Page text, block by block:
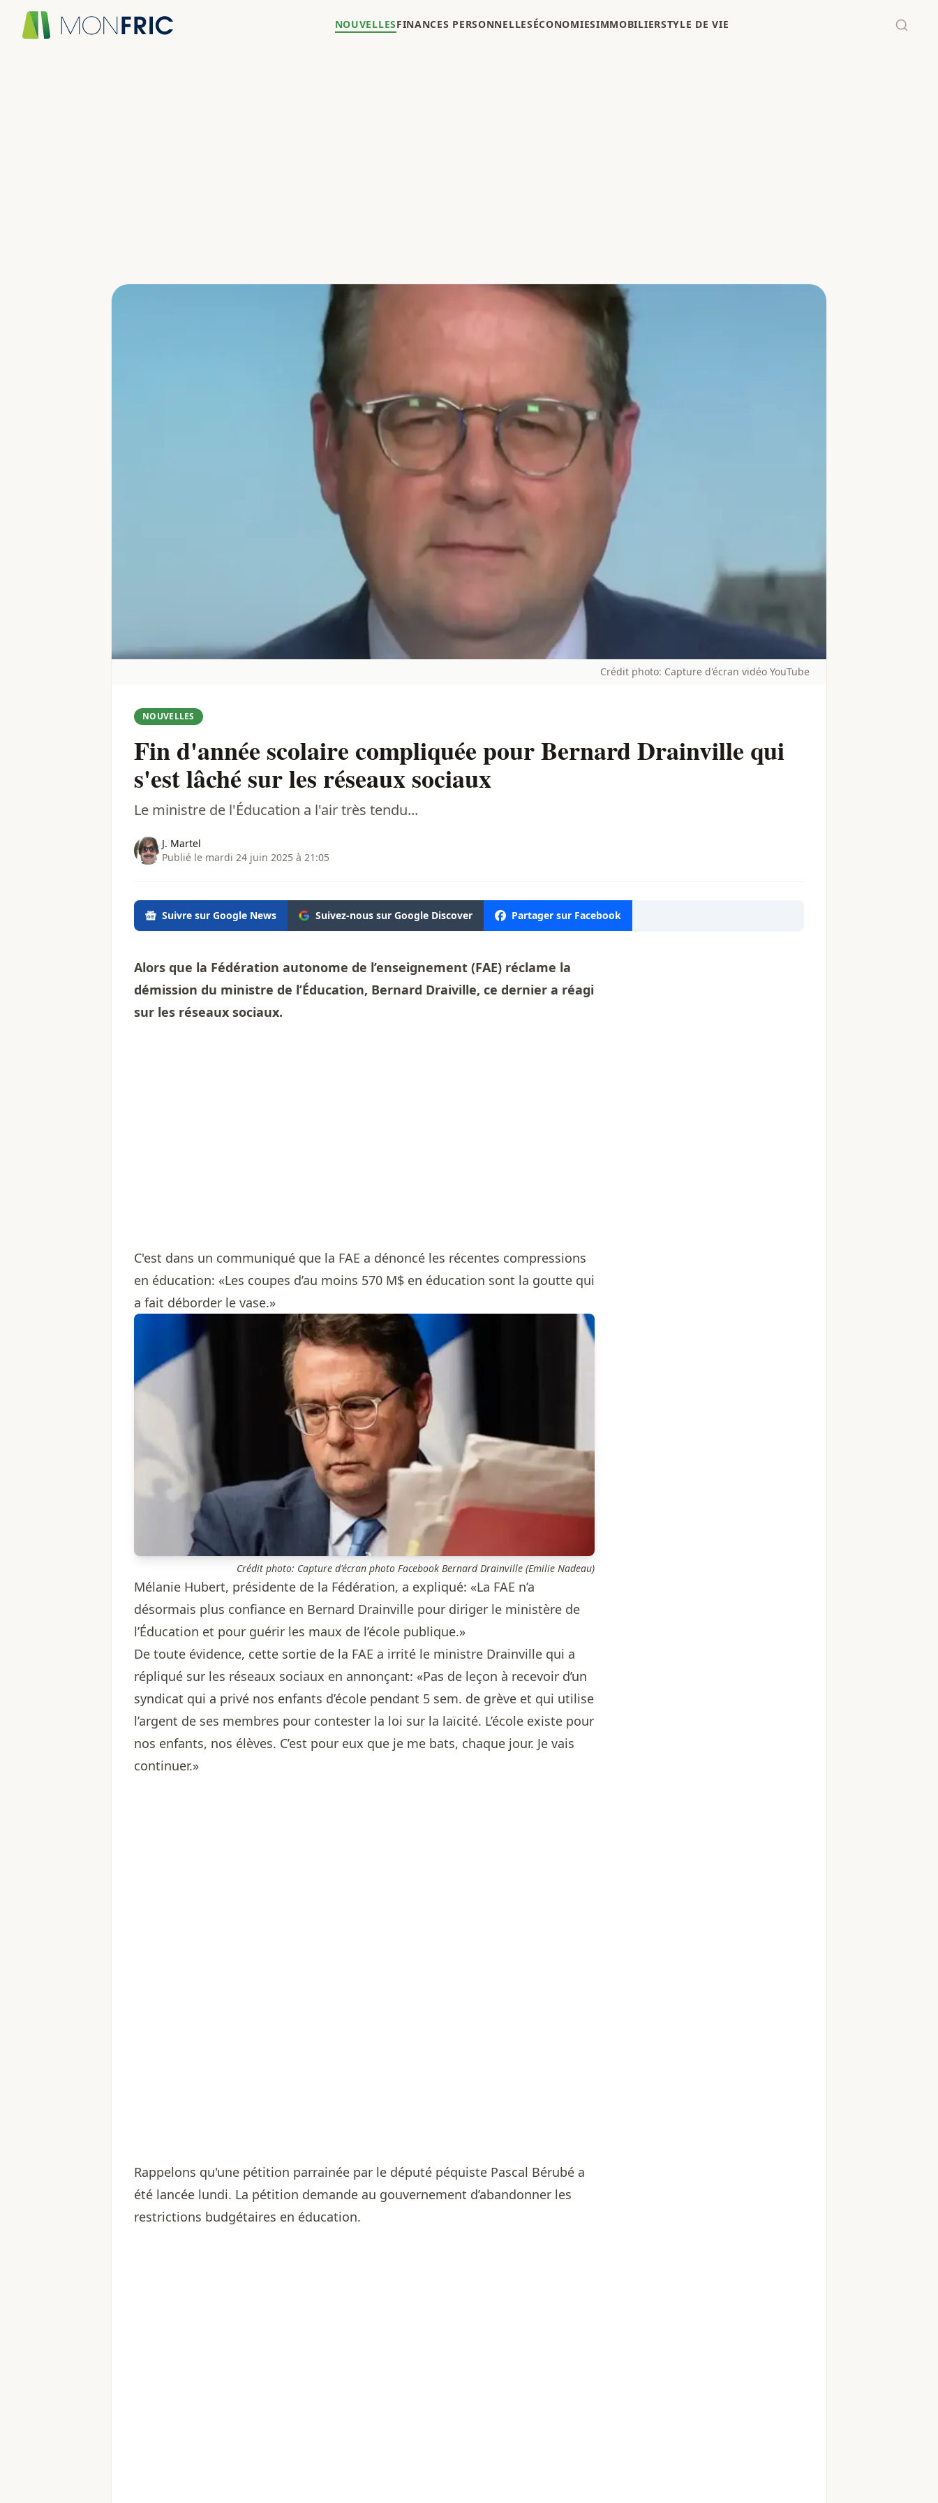
NOUVELLESFINANCES PERSONNELLESÉCONOMIESIMMOBILIERSTYLE DE VIE
Crédit photo: Capture d'écran vidéo YouTube
NOUVELLES
Fin d'année scolaire compliquée pour Bernard Drainville qui
s'est lâché sur les réseaux sociaux
Le ministre de l'Éducation a l'air très tendu...
J. Martel
Publié le mardi 24 juin 2025 à 21:05
Suivre sur Google News Suivez-nous sur Google Discover Partager sur Facebook
Alors que la Fédération autonome de l’enseignement (FAE) réclame la
démission du ministre de l’Éducation, Bernard Draiville, ce dernier a réagi
sur les réseaux sociaux.
C'est dans un communiqué que la FAE a dénoncé les récentes compressions
en éducation: «Les coupes d’au moins 570 M$ en éducation sont la goutte qui
a fait déborder le vase.»
Crédit photo: Capture d'écran photo Facebook Bernard Drainville (Emilie Nadeau)
Mélanie Hubert, présidente de la Fédération, a expliqué: «La FAE n’a
désormais plus confiance en Bernard Drainville pour diriger le ministère de
l’Éducation et pour guérir les maux de l’école publique.»
De toute évidence, cette sortie de la FAE a irrité le ministre Drainville qui a
répliqué sur les réseaux sociaux en annonçant: «Pas de leçon à recevoir d’un
syndicat qui a privé nos enfants d’école pendant 5 sem. de grève et qui utilise
l’argent de ses membres pour contester la loi sur la laïcité. L’école existe pour
nos enfants, nos élèves. C’est pour eux que je me bats, chaque jour. Je vais
continuer.»
Rappelons qu'une pétition parrainée par le député péquiste Pascal Bérubé a
été lancée lundi. La pétition demande au gouvernement d’abandonner les
restrictions budgétaires en éducation.